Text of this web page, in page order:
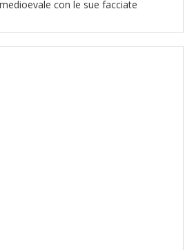
con le sue facciate